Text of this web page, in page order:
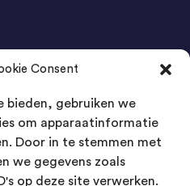
Consent
bieden, gebruiken we
om apparaatinformatie
Door in te stemmen met
we gegevens zoals
op deze site verwerken.
Winterswijk
- Cologne